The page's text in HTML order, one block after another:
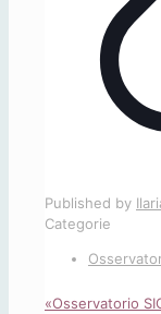
Published by
Categorie
«Osservatorio